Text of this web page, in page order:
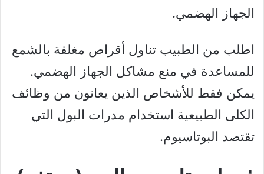
الجهاز الهضمي.
اطلب من الطبيب تناول أقراص مغلفة بالشمع
للمساعدة في منع مشاكل الجهاز الهضمي.
يمكن فقط للأشخاص الذين يعانون من وظائف
الكلى الطبيعية استخدام مدرات البول التي
تقتصد البوتاسيوم.